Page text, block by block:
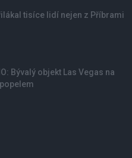
tisíce lidí nejen z Příbrami
Bývalý objekt Las Vegas na